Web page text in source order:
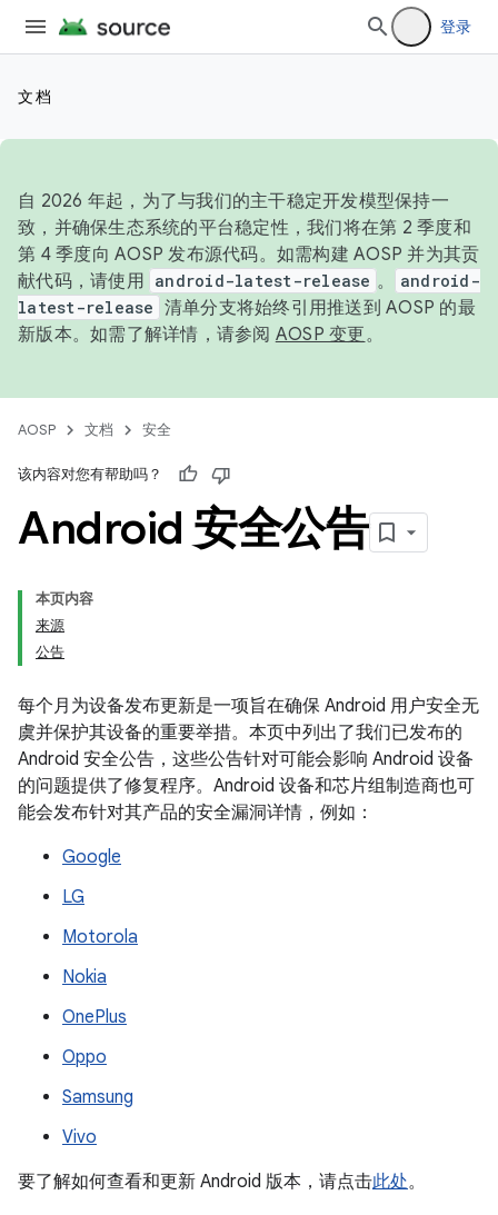
登录
文档
自 2026 年起，为了与我们的主干稳定开发模型保持一
致，并确保生态系统的平台稳定性，我们将在第 2 季度和
第 4 季度向 AOSP 发布源代码。如需构建 AOSP 并为其贡
献代码，请使用 android-latest-release 。
android-
latest-release 清单分支将始终引用推送到 AOSP 的最
新版本。如需了解详情，请参阅 AOSP 变更。
AOSP 文档 安全
该内容对您有帮助吗？
Android 安全公告
本页内容
来源
公告
每个月为设备发布更新是一项旨在确保 Android 用户安全无
虞并保护其设备的重要举措。本页中列出了我们已发布的
Android 安全公告，这些公告针对可能会影响 Android 设备
的问题提供了修复程序。Android 设备和芯片组制造商也可
能会发布针对其产品的安全漏洞详情，例如：
Google
LG
Motorola
Nokia
OnePlus
Oppo
Samsung
Vivo
要了解如何查看和更新 Android 版本，请点击此处。